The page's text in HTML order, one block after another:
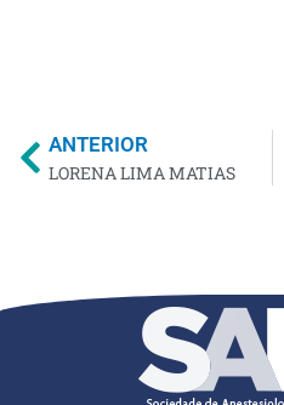
ANTERIOR
LORENA LIMA MATIAS